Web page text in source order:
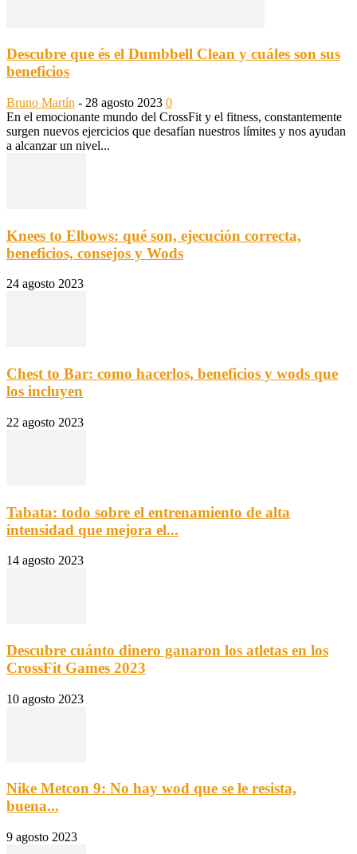
Descubre que és el Dumbbell Clean y cuáles son sus
beneficios
Bruno Martín - 28 agosto 2023 0
En el emocionante mundo del CrossFit y el fitness, constantemente
surgen nuevos ejercicios que desafían nuestros límites y nos ayudan
a alcanzar un nivel...
Knees to Elbows: qué son, ejecución correcta,
beneficios, consejos y Wods
24 agosto 2023
Chest to Bar: como hacerlos, beneficios y wods que
los incluyen
22 agosto 2023
Tabata: todo sobre el entrenamiento de alta
intensidad que mejora el...
14 agosto 2023
Descubre cuánto dinero ganaron los atletas en los
CrossFit Games 2023
10 agosto 2023
Nike Metcon 9: No hay wod que se le resista,
buena...
9 agosto 2023